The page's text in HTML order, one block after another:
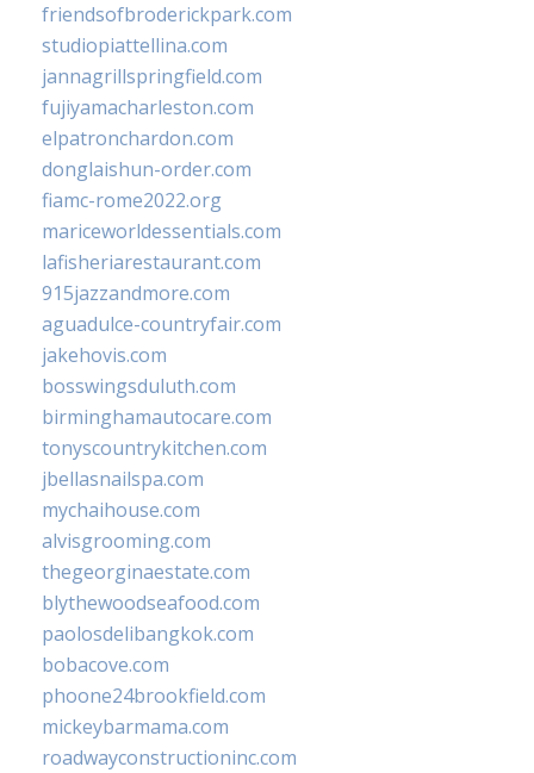
friendsofbroderickpark.com
studiopiattellina.com
jannagrillspringfield.com
fujiyamacharleston.com
elpatronchardon.com
donglaishun-order.com
fiamc-rome2022.org
mariceworldessentials.com
lafisheriarestaurant.com
915jazzandmore.com
aguadulce-countryfair.com
jakehovis.com
bosswingsduluth.com
birminghamautocare.com
tonyscountrykitchen.com
jbellasnailspa.com
mychaihouse.com
alvisgrooming.com
thegeorginaestate.com
blythewoodseafood.com
paolosdelibangkok.com
bobacove.com
phoone24brookfield.com
mickeybarmama.com
roadwayconstructioninc.com